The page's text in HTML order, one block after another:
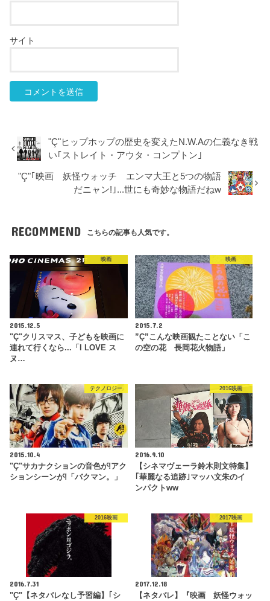
サイト
"Ç"ヒップホップの歴史を変えたN.W.Aの仁義なき戦
い｢ストレイト・アウタ・コンプトン｣
"Ç"｢映画 妖怪ウォッチ エンマ大王と5つの物語
だニャン!｣...世にも奇妙な物語だねw
RECOMMEND こちらの記事も人気です。
映画
2015.12.5
"Ç"クリスマス、子どもを映画に
連れて行くなら...「I LOVE ス
ヌ…
映画
2015.7.2
”Ç”こんな映画観たことない「こ
の空の花 長岡花火物語」
テクノロジー
2015.10.4
"Ç"サカナクションの音色が!アク
ションシーンが!「バクマン。」
2016映画
2016.9.10
【シネマヴェーラ鈴木則文特集】
｢華麗なる追跡｣マッハ文朱のイ
ンパクトww
2016映画
2016.7.31
"Ç"【ネタバレなし予習編】｢シ
2017映画
2017.12.18
【ネタバレ】『映画 妖怪ウォッ